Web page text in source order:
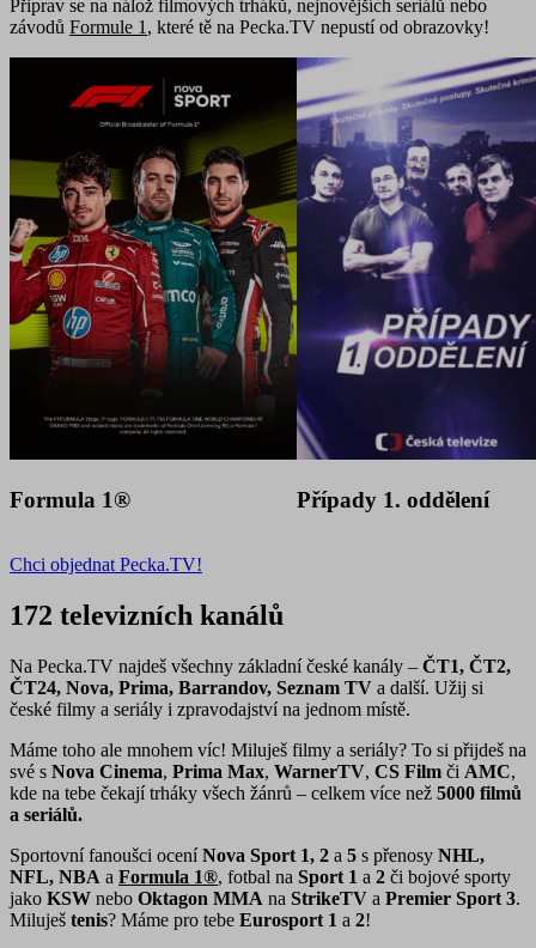
Připrav se na nálož filmových trháků, nejnovějších seriálů nebo
závodů Formule 1 , které tě na Pecka.TV nepustí od obrazovky!
Formula 1® Případy 1. oddělení
Chci objednat Pecka.TV!
172 televizních kanálů
Na Pecka.TV najdeš všechny základní české kanály – ČT1, ČT2,
ČT24, Nova, Prima, Barrandov, Seznam TV a další. Užij si
české filmy a seriály i zpravodajství na jednom místě.
Máme toho ale mnohem víc! Miluješ filmy a seriály? To si přijdeš na
své s Nova Cinema, Prima Max, WarnerTV, CS Film či AMC,
kde na tebe čekají trháky všech žánrů – celkem více než 5000 filmů
a seriálů.
Sportovní fanoušci oceníNova Sport 1, 2 a 5 s přenosy NHL,
NFL, NBA a Formula 1®, fotbal na Sport 1 a 2 či bojové sporty
jako KSW nebo Oktagon MMA na StrikeTV a Premier Sport 3.
Miluješ tenis? Máme pro tebe Eurosport 1 a 2!